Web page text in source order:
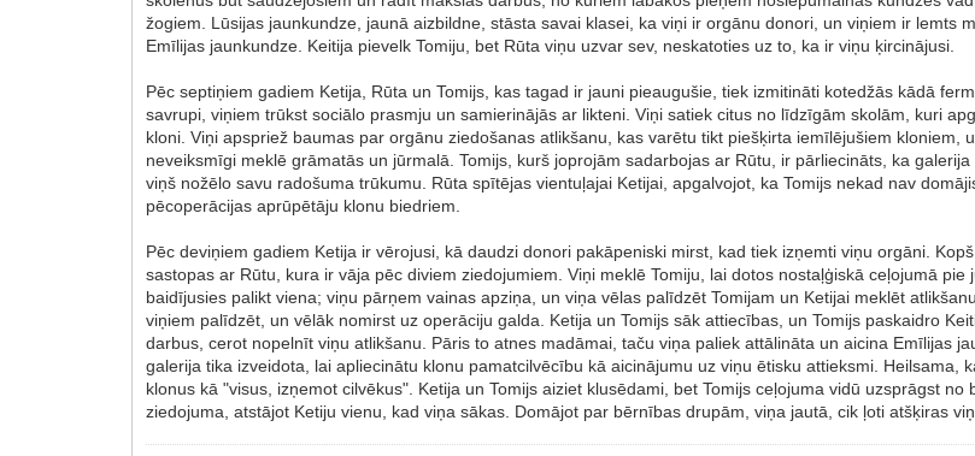
žogiem. Lūsijas jaunkundze, jaunā aizbildne, stāsta savai klasei, ka viņi ir orgānu donori, un viņiem ir lemts
Emīlijas jaunkundze. Keitija pievelk Tomiju, bet Rūta viņu uzvar sev, neskatoties uz to, ka ir viņu ķircinājusi.
Pēc septiņiem gadiem Ketija, Rūta un Tomijs, kas tagad ir jauni pieaugušie, tiek izmitināti kotedžās kādā
savrupi, viņiem trūkst sociālo prasmju un samierinājās ar likteni. Viņi satiek citus no līdzīgām skolām, kuri
kloni. Viņi apspriež baumas par orgānu ziedošanas atlikšanu, kas varētu tikt piešķirta iemīlējušiem
neveiksmīgi meklē grāmatās un jūrmalā. Tomijs, kurš joprojām sadarbojas ar Rūtu, ir pārliecināts, ka
viņš nožēlo savu radošuma trūkumu. Rūta spītējas vientuļajai Ketijai, apgalvojot, ka Tomijs nekad nav
pēcoperācijas aprūpētāju klonu biedriem.
Pēc deviņiem gadiem Ketija ir vērojusi, kā daudzi donori pakāpeniski mirst, kad tiek izņemti viņu orgāni.
sastopas ar Rūtu, kura ir vāja pēc diviem ziedojumiem. Viņi meklē Tomiju, lai dotos nostaļģiskā ceļojumā
baidījusies palikt viena; viņu pārņem vainas apziņa, un viņa vēlas palīdzēt Tomijam un Ketijai meklēt
viņiem palīdzēt, un vēlāk nomirst uz operāciju galda. Ketija un Tomijs sāk attiecības, un Tomijs paskaidro
darbus, cerot nopelnīt viņu atlikšanu. Pāris to atnes madāmai, taču viņa paliek attālināta un aicina Emīlijas
galerija tika izveidota, lai apliecinātu klonu pamatcilvēcību kā aicinājumu uz viņu ētisku attieksmi. Heilsama,
klonus kā "visus, izņemot cilvēkus". Ketija un Tomijs aiziet klusēdami, bet Tomijs ceļojuma vidū uzsprāgst
ziedojuma, atstājot Ketiju vienu, kad viņa sākas. Domājot par bērnības drupām, viņa jautā, cik ļoti atšķiras